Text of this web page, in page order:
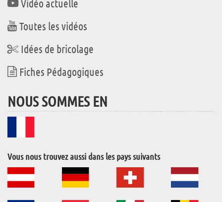
Vidéo actuelle
Toutes les vidéos
Idées de bricolage
Fiches Pédagogiques
NOUS SOMMES EN
Vous nous trouvez aussi dans les pays suivants